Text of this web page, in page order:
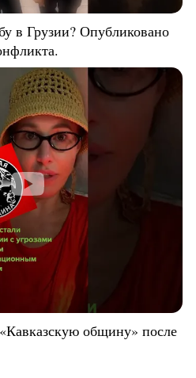
в Грузии? Опубликовано
общину» после